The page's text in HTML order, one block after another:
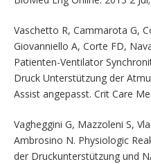
Vaschetto R, Cammarota G,
Giovanniello A, Corte FD,
Patienten-Ventilator
Druck Unterstützung der
Assist angepasst. Crit Care
Vagheggini G, Mazzoleni S,
Ambrosino N. Physiologic
der Druckunterstützung und